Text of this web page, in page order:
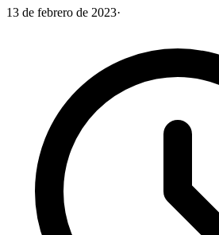
13 de febrero de 2023·